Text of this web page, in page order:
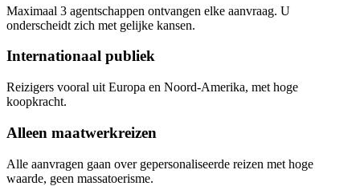
Maximaal 3 agentschappen ontvangen elke aanvraag. U
onderscheidt zich met gelijke kansen.
Internationaal publiek
Reizigers vooral uit Europa en Noord-Amerika, met hoge
koopkracht.
Alleen maatwerkreizen
Alle aanvragen gaan over gepersonaliseerde reizen met hoge
waarde, geen massatoerisme.